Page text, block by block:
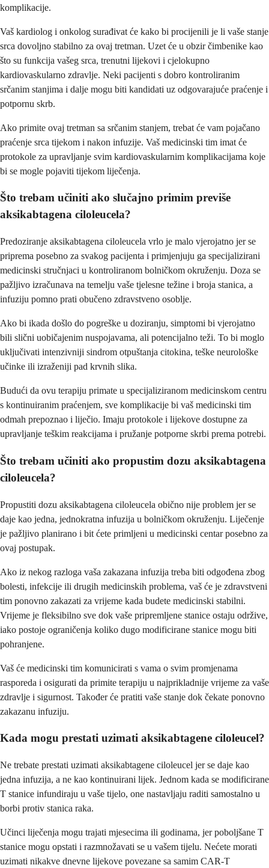
komplikacije.
Vaš kardiolog i onkolog surađivat će kako bi procijenili je li vaše stanje
srca dovoljno stabilno za ovaj tretman. Uzet će u obzir čimbenike kao
što su funkcija vašeg srca, trenutni lijekovi i cjelokupno
kardiovaskularno zdravlje. Neki pacijenti s dobro kontroliranim
srčanim stanjima i dalje mogu biti kandidati uz odgovarajuće praćenje i
potpornu skrb.
Ako primite ovaj tretman sa srčanim stanjem, trebat će vam pojačano
praćenje srca tijekom i nakon infuzije. Vaš medicinski tim imat će
protokole za upravljanje svim kardiovaskularnim komplikacijama koje
bi se mogle pojaviti tijekom liječenja.
Što trebam učiniti ako slučajno primim previše
aksikabtagena ciloleucela?
Predoziranje aksikabtagena ciloleucela vrlo je malo vjerojatno jer se
priprema posebno za svakog pacijenta i primjenjuju ga specijalizirani
medicinski stručnjaci u kontroliranom bolničkom okruženju. Doza se
pažljivo izračunava na temelju vaše tjelesne težine i broja stanica, a
infuziju pomno prati obučeno zdravstveno osoblje.
Ako bi ikada došlo do pogreške u doziranju, simptomi bi vjerojatno
bili slični uobičajenim nuspojavama, ali potencijalno teži. To bi moglo
uključivati intenzivniji sindrom otpuštanja citokina, teške neurološke
učinke ili izraženiji pad krvnih slika.
Budući da ovu terapiju primate u specijaliziranom medicinskom centru
s kontinuiranim praćenjem, sve komplikacije bi vaš medicinski tim
odmah prepoznao i liječio. Imaju protokole i lijekove dostupne za
upravljanje teškim reakcijama i pružanje potporne skrbi prema potrebi.
Što trebam učiniti ako propustim dozu aksikabtagena
ciloleucela?
Propustiti dozu aksikabtagena ciloleucela obično nije problem jer se
daje kao jedna, jednokratna infuzija u bolničkom okruženju. Liječenje
je pažljivo planirano i bit ćete primljeni u medicinski centar posebno za
ovaj postupak.
Ako iz nekog razloga vaša zakazana infuzija treba biti odgođena zbog
bolesti, infekcije ili drugih medicinskih problema, vaš će je zdravstveni
tim ponovno zakazati za vrijeme kada budete medicinski stabilni.
Vrijeme je fleksibilno sve dok vaše pripremljene stanice ostaju održive,
iako postoje ograničenja koliko dugo modificirane stanice mogu biti
pohranjene.
Vaš će medicinski tim komunicirati s vama o svim promjenama
rasporeda i osigurati da primite terapiju u najprikladnije vrijeme za vaše
zdravlje i sigurnost. Također će pratiti vaše stanje dok čekate ponovno
zakazanu infuziju.
Kada mogu prestati uzimati aksikabtagene ciloleucel?
Ne trebate prestati uzimati aksikabtagene ciloleucel jer se daje kao
jedna infuzija, a ne kao kontinuirani lijek. Jednom kada se modificirane
T stanice infundiraju u vaše tijelo, one nastavljaju raditi samostalno u
borbi protiv stanica raka.
Učinci liječenja mogu trajati mjesecima ili godinama, jer poboljšane T
stanice mogu opstati i razmnožavati se u vašem tijelu. Nećete morati
uzimati nikakve dnevne lijekove povezane sa samim CAR-T